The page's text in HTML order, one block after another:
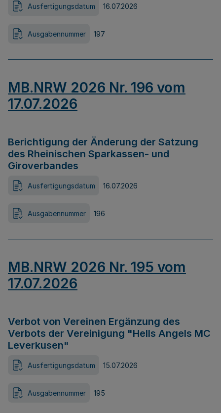
Ausfertigungsdatum 16.07.2026
Ausgabennummer 197
MB.NRW 2026 Nr. 196 vom
17.07.2026
Berichtigung der Änderung der Satzung
des Rheinischen Sparkassen- und
Giroverbandes
Ausfertigungsdatum 16.07.2026
Ausgabennummer 196
MB.NRW 2026 Nr. 195 vom
17.07.2026
Verbot von Vereinen Ergänzung des
Verbots der Vereinigung "Hells Angels MC
Leverkusen"
Ausfertigungsdatum 15.07.2026
Ausgabennummer 195